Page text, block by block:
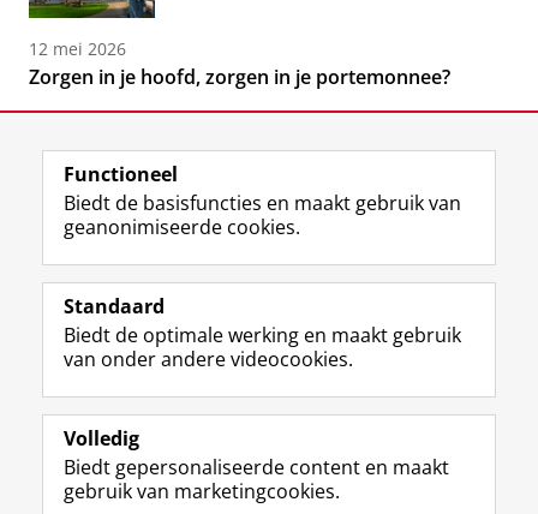
12 mei 2026
Zorgen in je hoofd, zorgen in je portemonnee?
Volg de RUG
F
a
e
b
o
p
a
L
i
k
e
I
-
p
R
S
-
f
e
R
I
n
t
r
m
Y
o
T
e
k
Studiekiezers
Alumni
Over ons
Functioneel
Biedt de basisfuncties en maakt gebruik van
geanonimiseerde cookies.
Standaard
Biedt de optimale werking en maakt gebruik
van onder andere videocookies.
Volledig
Biedt gepersonaliseerde content en maakt
gebruik van marketingcookies.